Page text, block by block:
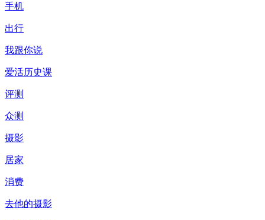
手机
出行
我跟你说
爱活历史课
评测
众测
摄影
居家
消费
去他的摄影